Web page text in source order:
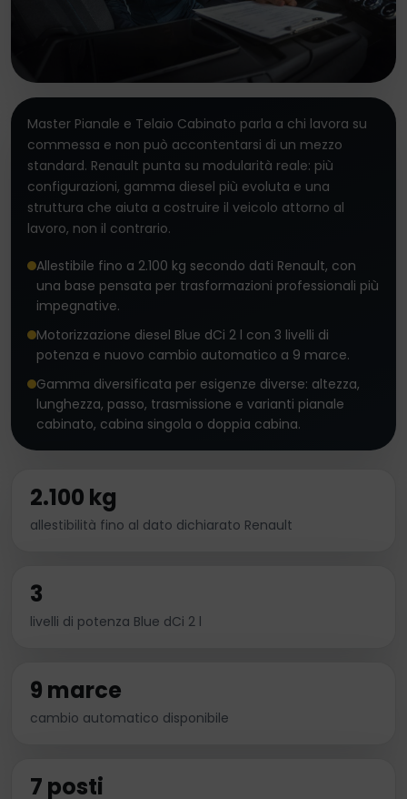
Master Pianale e Telaio Cabinato parla a chi lavora su
commessa e non può accontentarsi di un mezzo
standard. Renault punta su modularità reale: più
configurazioni, gamma diesel più evoluta e una
struttura che aiuta a costruire il veicolo attorno al
lavoro, non il contrario.
Allestibile fino a 2.100 kg secondo dati Renault, con
una base pensata per trasformazioni professionali più
impegnative.
Motorizzazione diesel Blue dCi 2 l con 3 livelli di
potenza e nuovo cambio automatico a 9 marce.
Gamma diversificata per esigenze diverse: altezza,
lunghezza, passo, trasmissione e varianti pianale
cabinato, cabina singola o doppia cabina.
2.100 kg
allestibilità fino al dato dichiarato Renault
3
livelli di potenza Blue dCi 2 l
9 marce
cambio automatico disponibile
7 posti